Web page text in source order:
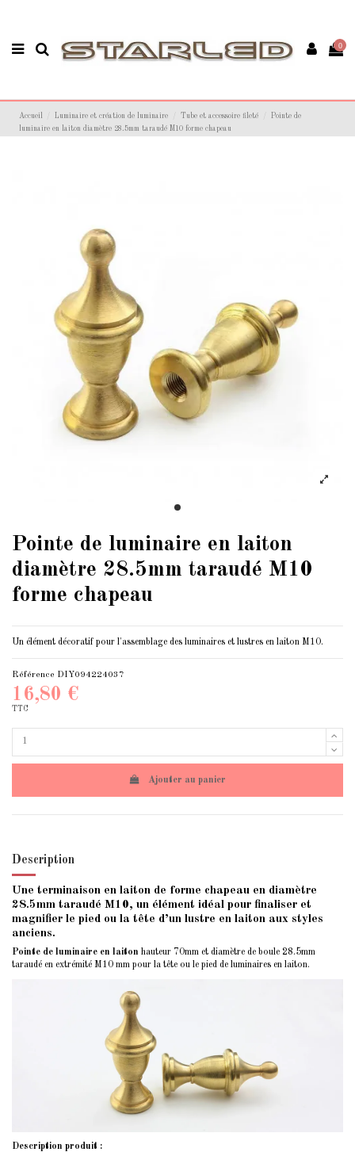
0
Accueil Luminaire et création de luminaire Tube et accessoire fileté
Pointe de
luminaire en laiton diamètre 28.5mm taraudé M10 forme chapeau
Pointe de luminaire en laiton
diamètre 28.5mm taraudé M10
forme chapeau
Un élément décoratif pour l'assemblage des luminaires et lustres en laiton M10.
Référence DIY094224037
16,80 €
TTC
Ajouter au panier
Description
Une terminaison en laiton de forme chapeau en diamètre
28.5mm taraudé M10, un élément idéal pour finaliser et
magnifier le pied ou la tête d’un lustre en laiton aux styles
anciens.
Pointe de luminaire en laiton hauteur 70mm et diamètre de boule 28.5mm
taraudé en extrémité M10 mm pour la tête ou le pied de luminaires en laiton.
Description produit :